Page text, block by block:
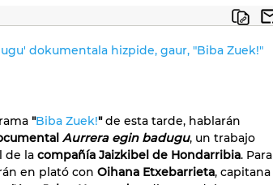
dokumentala hizpide, gaur, "Biba Zuek!"
"Biba Zuek!"de esta tarde, hablarán
Aurrera egin badugu, un trabajo
de la compañía Jaizkibel de Hondarribia. Para
en plató con Oihana Etxebarrieta, capitana